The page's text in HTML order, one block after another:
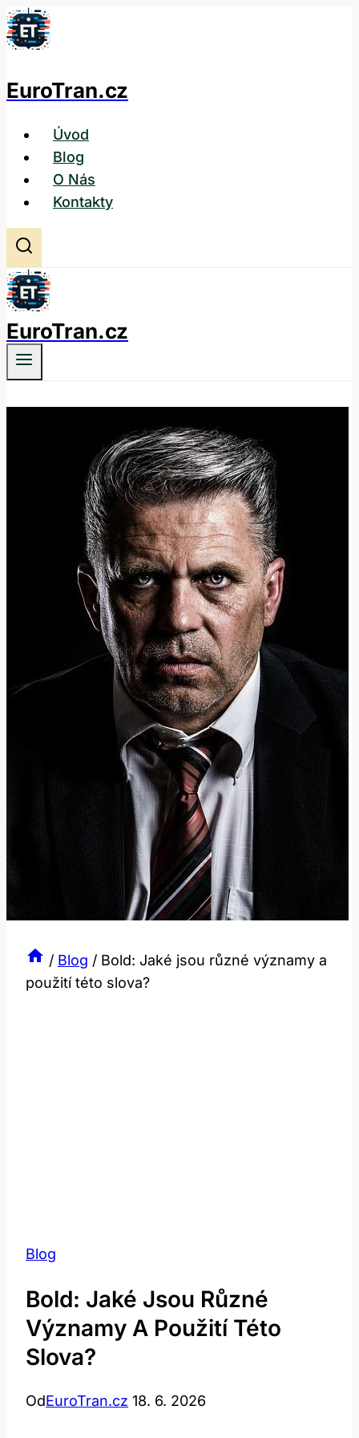
Přeskočit
na
EuroTran.cz
Úvod
Blog
O Nás
Kontakty
EuroTran.cz
/ Blog / Bold: Jaké jsou různé významy a
použití této slova?
Blog
Bold: Jaké Jsou Různé
Významy A Použití Této
Slova?
OdEuroTran.cz 18. 6. 2026